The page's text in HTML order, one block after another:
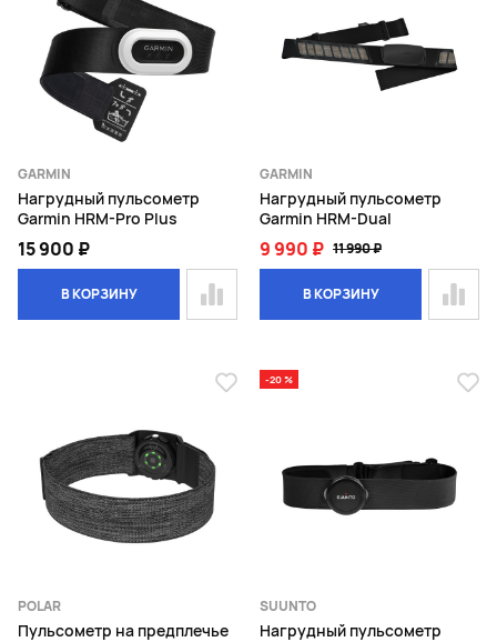
GARMIN
Нагрудный пульсометр
Garmin HRM-Pro Plus
15 900 ₽
В КОРЗИНУ
GARMIN
Нагрудный пульсометр
Garmin HRM-Dual
9 990 ₽ 11 990 ₽
В КОРЗИНУ
POLAR
Пульсометр на предплечье
-20 %
SUUNTO
Нагрудный пульсометр